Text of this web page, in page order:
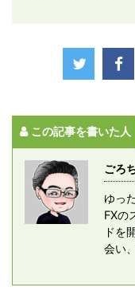
この記事を書いた人
ごろ
ゆっ
FXの
ドを
会い